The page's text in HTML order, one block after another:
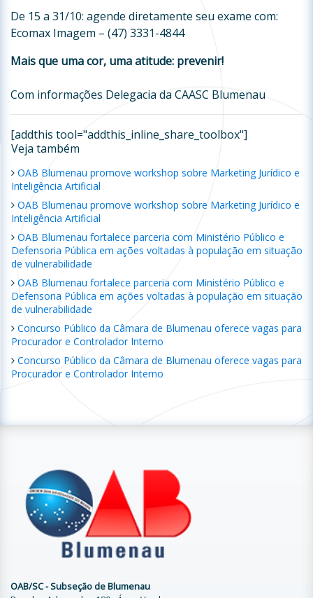
De 15 a 31/10: agende diretamente seu exame com:
Ecomax Imagem – (47) 3331-4844
Mais que uma cor, uma atitude: prevenir!
Com informações Delegacia da CAASC Blumenau
[addthis tool="addthis_inline_share_toolbox"]
Veja também
OAB Blumenau promove workshop sobre Marketing Jurídico e
Inteligência Artificial
OAB Blumenau promove workshop sobre Marketing Jurídico e
Inteligência Artificial
OAB Blumenau fortalece parceria com Ministério Público e
Defensoria Pública em ações voltadas à população em situação
de vulnerabilidade
OAB Blumenau fortalece parceria com Ministério Público e
Defensoria Pública em ações voltadas à população em situação
de vulnerabilidade
Concurso Público da Câmara de Blumenau oferece vagas para
Procurador e Controlador Interno
Concurso Público da Câmara de Blumenau oferece vagas para
Procurador e Controlador Interno
OAB/SC - Subseção de Blumenau